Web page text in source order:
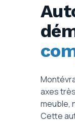
axes
meuble,
Cette